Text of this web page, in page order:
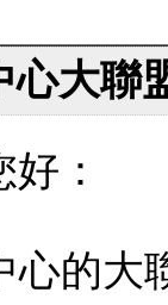
大聯
：
心的大